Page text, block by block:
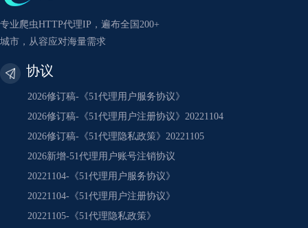
专业爬虫HTTP代理IP，遍布全国200+
城市，从容应对海量需求
协议
2026修订稿-《51代理用户服务协议》
2026修订稿-《51代理用户注册协议》20221104
2026修订稿-《51代理隐私政策》20221105
2026新增-51代理用户账号注销协议
20221104-《51代理用户服务协议》
20221104-《51代理用户注册协议》
20221105-《51代理隐私政策》